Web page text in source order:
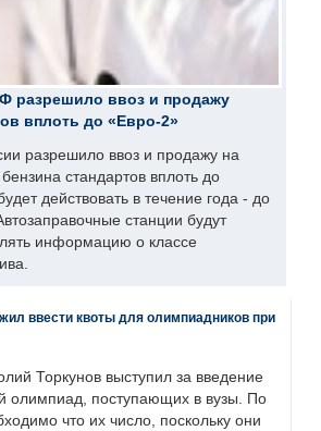
разрешило ввоз и продажу
вплоть до «Евро-2»
разрешило ввоз и продажу на
стандартов вплоть до
действовать в течение года - до
станции будут
информацию о классе
ввести квоты для олимпиадников при
Торкунов выступил за введение
олимпиад, поступающих в вузы. По
что их число, поскольку они